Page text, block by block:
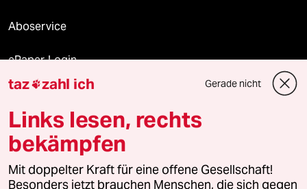
Aboservice
ePaper Login
Downloads für Abonnierende
© 2026 taz Verlags und Vertriebs GmbH
Alle Rechte vorbehalten. Bei rechtlichen Fragen oder für Genehmigungen
wenden Sie sich bitte an
lizenzen@taz.de
taz zahl ich Gerade nicht
Links lesen, rechts
bekämpfen
Mit doppelter Kraft für eine offene Gesellschaft!
Besonders jetzt brauchen Menschen, die sich gegen